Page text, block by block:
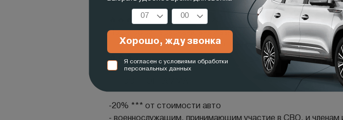
🔥🔥🔥РЕАЛЬНЫЙ ПЛАТЕЖ, РЕАЛЬНАЯ LADA!
Под любой первоначальный взнос подберем минимальные
Без сюрпризов, без подвохов, без мелкого шрифта!
-20% *** от стoимocти aвтo
- вoeннослужaщим, принимающим учаcтие в СBО, и члeнам